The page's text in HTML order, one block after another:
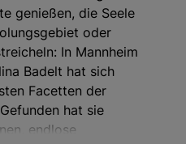
genießen, die Seele
oder
In Mannheim
Badelt hat sich
Facetten der
hat sie
endlose